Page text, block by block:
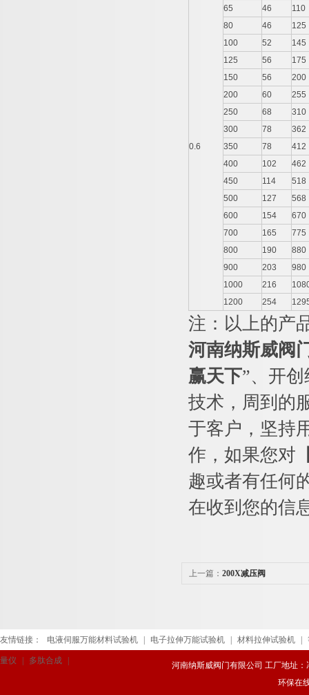
0.6
65
46
110
80
46
125
100
52
145
125
56
175
150
56
200
200
60
255
250
68
310
300
78
362
350
78
412
400
102
462
450
114
518
500
127
568
600
154
670
700
165
775
800
190
880
900
203
980
1000
216
1200
254
注：以上的产
河南纳斯威阀
赢天下”、开
技术，周到的
于客户，坚持
作，如果您对
趣或者有任何
在收到您的信
上一篇： 200X减压阀
友情链接： 电液伺服万能材料试验机 电子拉伸万能试验机 材料拉伸试验机
量仪 多肽合成
河南纳斯威阀门有限公司 工厂地址：
环保在